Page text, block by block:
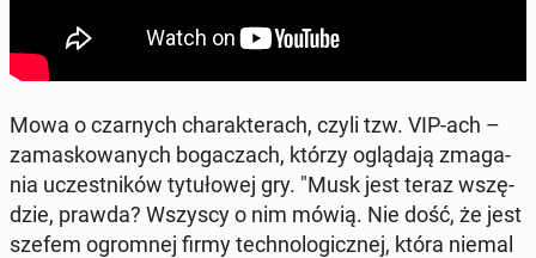
Mowa o czar­nych cha­rak­te­rach, czyli tzw. VIP-ach –
za­ma­sko­wa­nych bo­ga­czach, którzy oglą­da­ją zma­ga­
nia uczest­ni­ków ty­tu­ło­wej gry. "Musk jest teraz wszę­
dzie, prawda? Wszyscy o nim mówią. Nie dość, że jest
szefem ogrom­nej firmy tech­no­lo­gicz­nej, która niemal